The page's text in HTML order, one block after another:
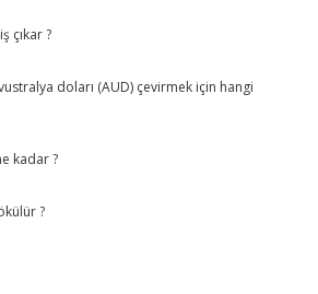
çıkar ?
doları (AUD) çevirmek için hangi
kadar ?
?